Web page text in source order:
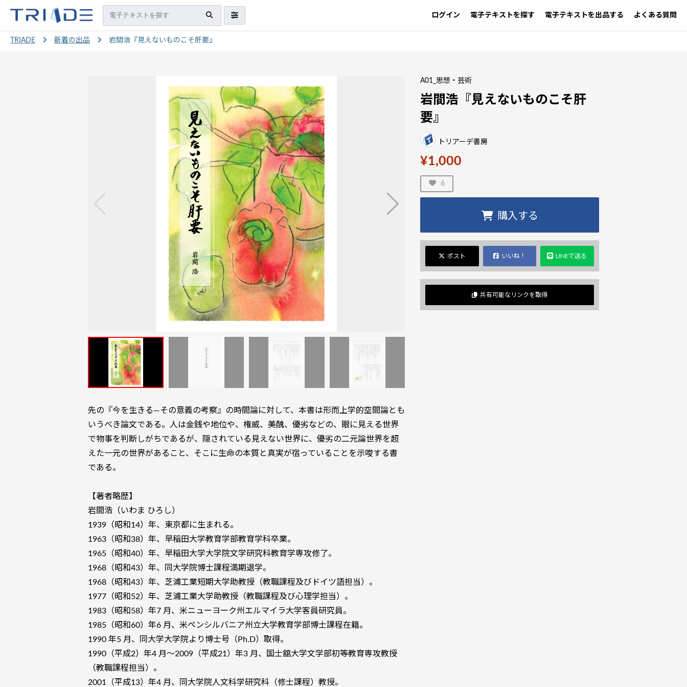
ログイン 電子テキストを探す 電子テキストを出品する よくある質問
TRIADE 新着の出品 岩間浩『見えないものこそ肝要』
先の『今を生きる―その意義の考察』の時間論に対して、本書は形而上学的空間論とも
いうべき論文である。人は金銭や地位や、権威、美醜、優劣などの、眼に見える世界
で物事を判断しがちであるが、隠されている見えない世界に、優劣の二元論世界を超
えた一元の世界があること、そこに生命の本質と真実が宿っていることを示唆する書
である。
【著者略歴】
岩間浩（いわま ひろし）
1939（昭和14）年、東京都に生まれる。
1963（昭和38）年、早稲田大学教育学部教育学科卒業。
1965（昭和40）年、早稲田大学大学院文学研究科教育学専攻修了。
1968（昭和43）年、同大学院博士課程満期退学。
1968（昭和43）年、芝浦工業短期大学助教授（教職課程及びドイツ語担当）。
1977（昭和52）年、芝浦工業大学助教授（教職課程及び心理学担当）。
1983（昭和58）年7 月、米ニューヨーク州エルマイラ大学客員研究員。
1985（昭和60）年6 月、米ペンシルバニア州立大学教育学部博士課程在籍。
1990 年5 月、同大学大学院より博士号（Ph.D）取得。
1990（平成2）年4 月～2009（平成21）年3 月、国士舘大学文学部初等教育専攻教授
（教職課程担当）。
2001（平成13）年4 月、同大学院人文科学研究科（修士課程）教授。
A01_思想・芸術
岩間浩『見えないものこそ肝
要』
トリアーデ書房
¥1,000
6
購入する
ポスト いいね！ LINEで送る
共有可能なリンクを取得